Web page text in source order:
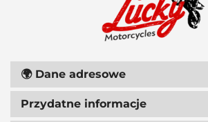
🌍 Dane adresowe
Przydatne informacje